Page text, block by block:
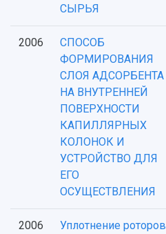
СЫРЬЯ
2006
СПОСОБ
ФОРМИРОВАНИЯ
СЛОЯ АДСОРБЕНТА
НА ВНУТРЕННЕЙ
ПОВЕРХНОСТИ
КАПИЛЛЯРНЫХ
КОЛОНОК И
УСТРОЙСТВО ДЛЯ
ЕГО
ОСУЩЕСТВЛЕНИЯ
2006
Уплотнение роторов